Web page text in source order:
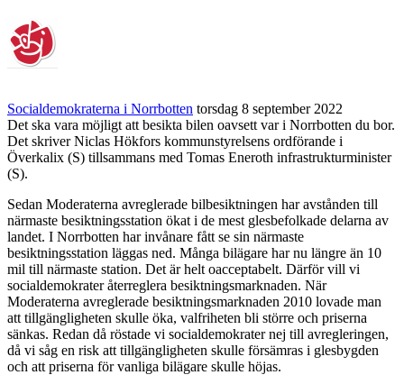
Socialdemokraterna i Norrbotten torsdag 8 september 2022
Det ska vara möjligt att besikta bilen oavsett var i Norrbotten du bor.
Det skriver Niclas Hökfors kommunstyrelsens ordförande i
Överkalix (S) tillsammans med Tomas Eneroth infrastrukturminister
(S).
Sedan Moderaterna avreglerade bilbesiktningen har avstånden till
närmaste besiktningsstation ökat i de mest glesbefolkade delarna av
landet. I Norrbotten har invånare fått se sin närmaste
besiktningsstation läggas ned. Många bilägare har nu längre än 10
mil till närmaste station. Det är helt oacceptabelt. Därför vill vi
socialdemokrater återreglera besiktningsmarknaden. När
Moderaterna avreglerade besiktningsmarknaden 2010 lovade man
att tillgängligheten skulle öka, valfriheten bli större och priserna
sänkas. Redan då röstade vi socialdemokrater nej till avregleringen,
då vi såg en risk att tillgängligheten skulle försämras i glesbygden
och att priserna för vanliga bilägare skulle höjas.